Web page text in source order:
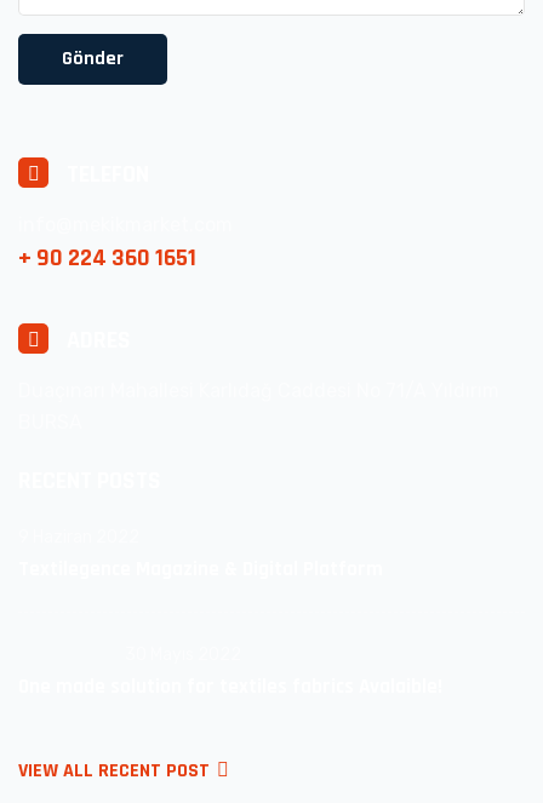
+ 90 224 360 1651
VIEW ALL RECENT POST